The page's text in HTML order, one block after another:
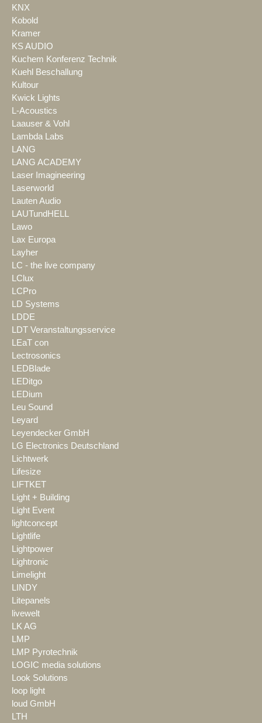
KNX
Kobold
Kramer
KS AUDIO
Kuchem Konferenz Technik
Kuehl Beschallung
Kultour
Kwick Lights
L-Acoustics
Laauser & Vohl
Lambda Labs
LANG
LANG ACADEMY
Laser Imagineering
Laserworld
Lauten Audio
LAUTundHELL
Lawo
Lax Europa
Layher
LC - the live company
LClux
LCPro
LD Systems
LDDE
LDT Veranstaltungsservice
LEaT con
Lectrosonics
LEDBlade
LEDitgo
LEDium
Leu Sound
Leyard
Leyendecker GmbH
LG Electronics Deutschland
Lichtwerk
Lifesize
LIFTKET
Light + Building
Light Event
lightconcept
Lightlife
Lightpower
Lightronic
Limelight
LINDY
Litepanels
livewelt
LK AG
LMP
LMP Pyrotechnik
LOGIC media solutions
Look Solutions
loop light
loud GmbH
LTH